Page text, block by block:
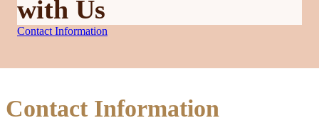
with Us
Contact Information
Contact Information